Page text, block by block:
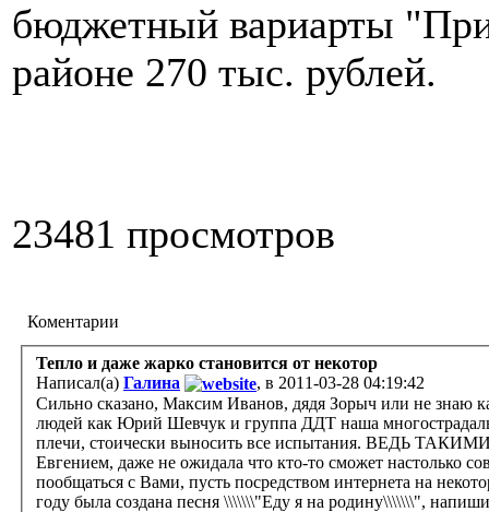
бюджетный вариарты
районе 270 тыс. рублей.
23481 просмотров
Коментарии
Тепло и даже жарко становится от некотор
Написал(а) Галина
, в 2011-03-28 04:19:42
Сильно сказано, Максим Иванов, дядя Зорыч или не знаю
людей как Юрий Шевчук и группа ДДТ наша
плечи, стоически выносить все испытания. ВЕДЬ
Евгением, даже не ожидала что кто-то сможет настолько
пообщаться с Вами, пусть посредством интернета на
году была создана песня \\\\\\\"Еду я на родину\\\\\\\",